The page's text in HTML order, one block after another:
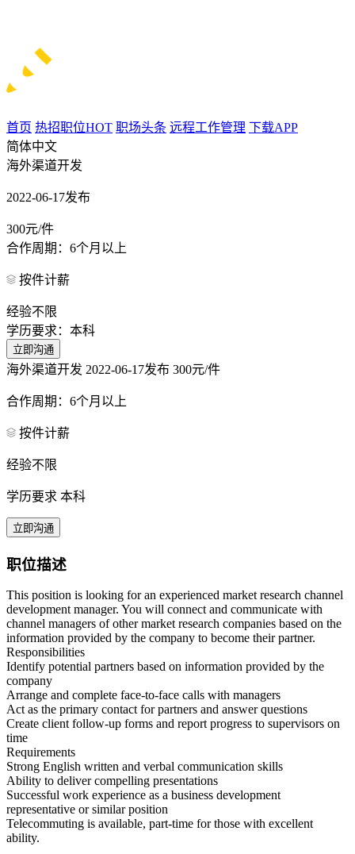
首页 热招职位HOT 职场头条 远程工作管理 下载APP
简体中文
海外渠道开发
2022-06-17发布
300元/件
合作周期：6个月以上
按件计薪
经验不限
学历要求：本科
立即沟通
海外渠道开发 2022-06-17发布 300元/件
合作周期：6个月以上
按件计薪
经验不限
学历要求 本科
立即沟通
职位描述
This position is looking for an experienced market research channel
development manager. You will connect and communicate with
channel managers of other market research companies based on the
information provided by the company to become their partner.
Responsibilities
Identify potential partners based on information provided by the
company
Arrange and complete face-to-face calls with managers
Act as the primary contact for partners and answer questions
Create client follow-up forms and report progress to supervisors on
time
Requirements
Strong English written and verbal communication skills
Ability to deliver compelling presentations
Successful work experience as a business development
representative or similar position
Telecommuting is available, part-time for those with excellent
ability.